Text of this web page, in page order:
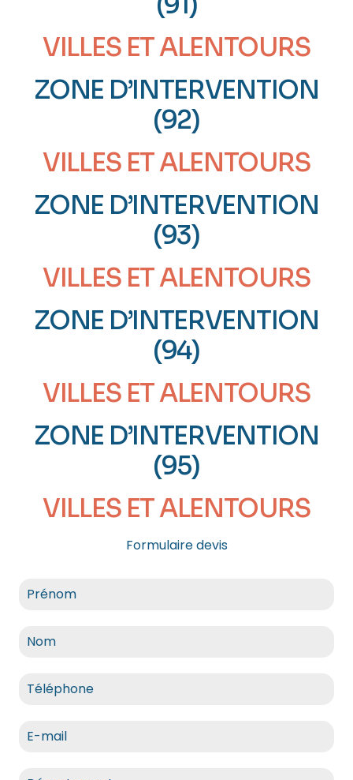
VILLES ET ALENTOURS
ZONE D’INTERVENTION
(92)
VILLES ET ALENTOURS
ZONE D’INTERVENTION
(93)
VILLES ET ALENTOURS
ZONE D’INTERVENTION
(94)
VILLES ET ALENTOURS
ZONE D’INTERVENTION
(95)
VILLES ET ALENTOURS
Formulaire devis